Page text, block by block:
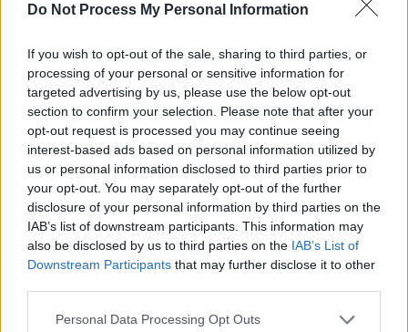
Do Not Process My Personal Information
If you wish to opt-out of the sale, sharing to third parties, or
processing of your personal or sensitive information for
targeted advertising by us, please use the below opt-out
section to confirm your selection. Please note that after your
opt-out request is processed you may continue seeing
interest-based ads based on personal information utilized by
us or personal information disclosed to third parties prior to
your opt-out. You may separately opt-out of the further
disclosure of your personal information by third parties on the
IAB’s list of downstream participants. This information may
also be disclosed by us to third parties on the IAB’s List of
Downstream Participants that may further disclose it to other
Personal Data Processing Opt Outs
ca familia mea și prietenii copiilor mei; apoi, pentru toți
cei care au fost vreodată la «Ferma Dacilor» crezând în
acest proiect și datorită cărora visul a devenit realitate; și
nu în ultimul rând, pentru autorități care trebuie să
găsească vinovații.
De ce acum?
Pentru căaud la nesfârșit că după înmormântarea
copilului voi fi arestatpentru a se da un exemplu și
pentru că nu-mi doresc ca oameni nevinovați să sufere
alături de mine, oameni precum administratorul, acționari